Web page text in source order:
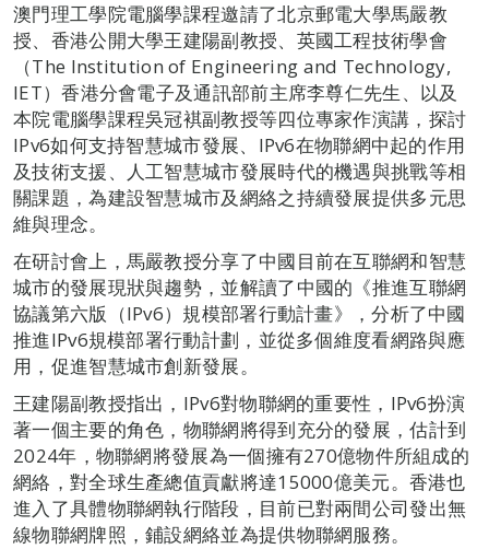
澳門理工學院電腦學課程邀請了北京郵電大學馬嚴教
授、香港公開大學王建陽副教授、英國工程技術學會
（The Institution of Engineering and Technology,
IET）香港分會電子及通訊部前主席李尊仁先生、以及
本院電腦學課程吳冠褀副教授等四位專家作演講，探討
IPv6如何支持智慧城市發展、IPv6在物聯網中起的作用
及技術支援、人工智慧城市發展時代的機遇與挑戰等相
關課題，為建設智慧城市及網絡之持續發展提供多元思
維與理念。
在研討會上，馬嚴教授分享了中國目前在互聯網和智慧
城市的發展現狀與趨勢，並解讀了中國的《推進互聯網
協議第六版（IPv6）規模部署行動計畫》，分析了中國
推進IPv6規模部署行動計劃，並從多個維度看網路與應
用，促進智慧城市創新發展。
王建陽副教授指出，IPv6對物聯網的重要性，IPv6扮演
著一個主要的角色，物聯網將得到充分的發展，估計到
2024年，物聯網將發展為一個擁有270億物件所組成的
網絡，對全球生產總值貢獻將達15000億美元。香港也
進入了具體物聯網執行階段，目前已對兩間公司發出無
線物聯網牌照，鋪設網絡並為提供物聯網服務。